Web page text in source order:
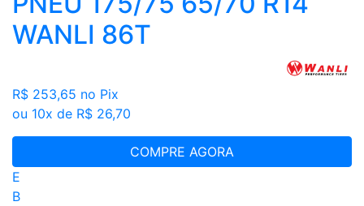
WANLI 86T
R$ 253,65 no Pix
ou 10x de R$ 26,70
COMPRE AGORA
E
B